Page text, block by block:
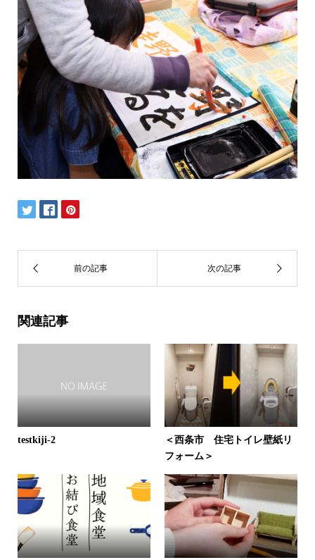
関連記事
testkiji-2
＜西条市 住宅トイレ壁紙リ
フォーム＞